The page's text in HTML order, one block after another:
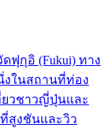
ฟุกุอิ (Fukui) ทาง
ในสถานที่ท่อง
ยวชาวญี่ปุ่นและ
สูงชันและวิว